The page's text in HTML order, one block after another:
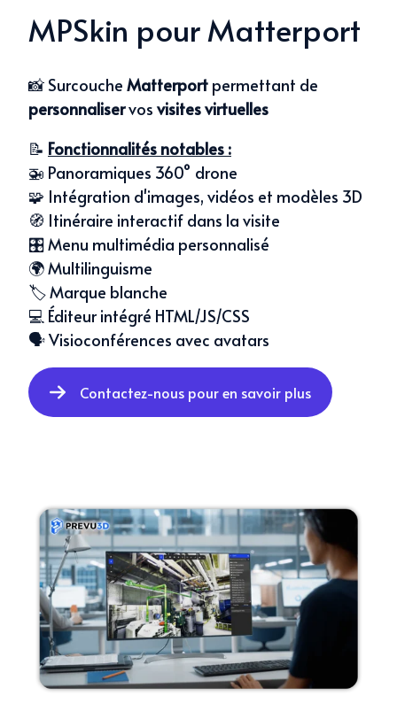
MPSkin pour Matterport
📸 Surcouche Matterport permettant de
personnaliservos visites virtuelles
📝 Fonctionnalités notables :
🚁 Panoramiques 360° drone
🧩 Intégration d'images, vidéos et modèles 3D
🧭 Itinéraire interactif dans la visite
🎛️ Menu multimédia personnalisé
🌍 Multilinguisme
🏷️ Marque blanche
💻 Éditeur intégré HTML/JS/CSS
🗣️ Visioconférences avec avatars
Contactez-nous pour en savoir plus